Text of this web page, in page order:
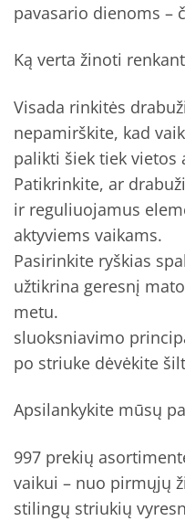
pavasario dienoms –
Ką verta žinoti
Visada rinkitės
nepamirškite, kad
palikti šiek tiek vietos
Patikrinkite, ar
ir reguliuojamus
aktyviems vaikams.
Pasirinkite ryškias
užtikrina geresnį
metu.
sluoksniavimo
po striuke dėvėkite
Apsilankykite mūsų
997 prekių
vaikui – nuo pirmųjų
stilingų striukių